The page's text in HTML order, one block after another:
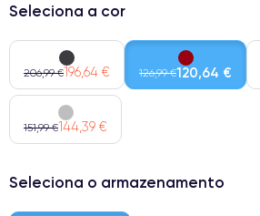
Seleciona a cor
206,99 €196,64 € 126,99 €120,64 €
151,99 €144,39 €
Seleciona o armazenamento